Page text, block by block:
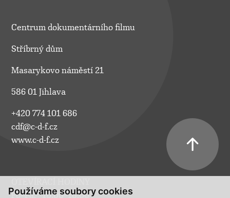
Používáme soubory cookies
Centrum dokumentárního filmu
Stříbrný dům
Masarykovo náměstí 21
586 01 Jihlava
+420 774 101 686
cdf@c-d-f.cz
www.c-d-f.cz
Po–Pá:
10.00–18.00